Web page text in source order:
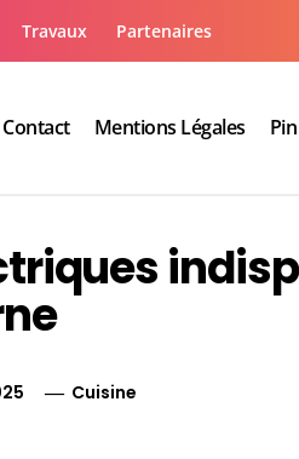
Travaux Partenaires
Contact Mentions Légales
Cuisine